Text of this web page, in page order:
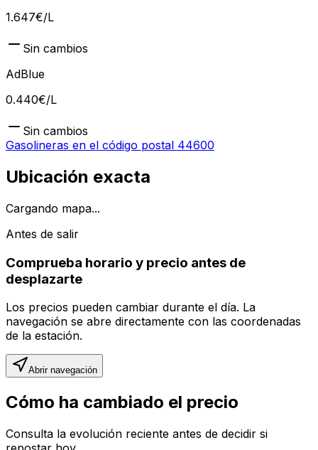
1.647€/L
Sin cambios
AdBlue
0.440€/L
Sin cambios
Gasolineras en el código postal 44600
Ubicación exacta
Cargando mapa...
Antes de salir
Comprueba horario y precio antes de
desplazarte
Los precios pueden cambiar durante el día. La
navegación se abre directamente con las coordenadas
de la estación.
Abrir navegación
Cómo ha cambiado el precio
Consulta la evolución reciente antes de decidir si